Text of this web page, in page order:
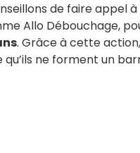
de faire appel
Allo Débouchage,
. Grâce à cette
ne forment un